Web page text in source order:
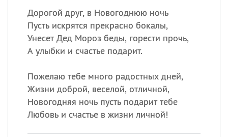
Дорогой друг, в Новогоднюю ночь
Пусть искрятся прекрасно бокалы,
Унесет Дед Мороз беды, горести прочь,
А улыбки и счастье подарит.
Пожелаю тебе много радостных дней,
Жизни доброй, веселой, отличной,
Новогодняя ночь пусть подарит тебе
Любовь и счастье в жизни личной!